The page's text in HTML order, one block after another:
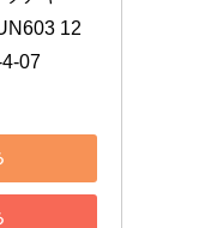
12
07